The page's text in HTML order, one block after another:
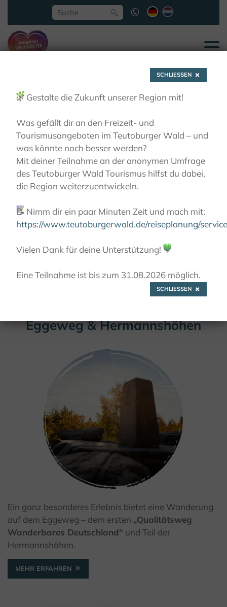
Mehrtagestouren -
Weitwandern
AKTIVITÄTEN WANDERN
MEHRTAGESTOUREN -
WEITWANDERN
© Teutoburger Wald Tourismus / A. Röser
Eggeweg & Hermannshöhen
© ® Tourismus NRW e.V.
Ein ganz besonderes Erlebnis bietet eine Wanderung
auf dem Eggeweg – dem ersten „Qualitätsweg
Wanderbares Deutschland“ und Teil der
Hermannshöhen.
MEHR ERFAHREN
SCHLIESSEN
🌿 Gestalte die Zukunft unserer Region mit!
Was gefällt dir an den Freizeit- und
Tourismusangeboten im Teutoburger Wald – und
was könnte noch besser werden?
Mit deiner Teilnahme an der anonymen Umfrage
des Teutoburger Wald Tourismus hilfst du dabei,
die Region weiterzuentwickeln.
📝 Nimm dir ein paar Minuten Zeit und mach mit:
https://www.teutoburgerwald.de/reiseplanung/
Vielen Dank für deine Unterstützung! 💚
Eine Teilnahme ist bis zum 31.08.2026 möglich.
SCHLIESSEN